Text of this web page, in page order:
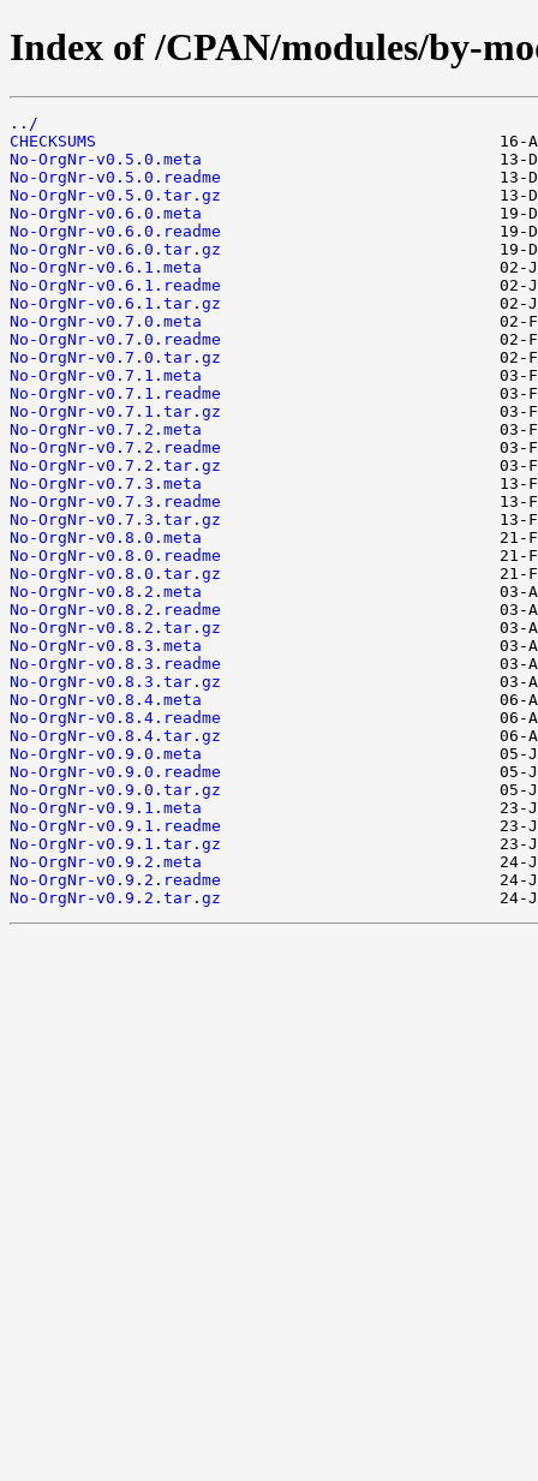
Index of /CPAN/modules/by-
../
CHECKSUMS
No-OrgNr-v0.5.0.meta
No-OrgNr-v0.5.0.readme
No-OrgNr-v0.5.0.tar.gz
No-OrgNr-v0.6.0.meta
No-OrgNr-v0.6.0.readme
No-OrgNr-v0.6.0.tar.gz
No-OrgNr-v0.6.1.meta
No-OrgNr-v0.6.1.readme
No-OrgNr-v0.6.1.tar.gz
No-OrgNr-v0.7.0.meta
No-OrgNr-v0.7.0.readme
No-OrgNr-v0.7.0.tar.gz
No-OrgNr-v0.7.1.meta
No-OrgNr-v0.7.1.readme
No-OrgNr-v0.7.1.tar.gz
No-OrgNr-v0.7.2.meta
No-OrgNr-v0.7.2.readme
No-OrgNr-v0.7.2.tar.gz
No-OrgNr-v0.7.3.meta
No-OrgNr-v0.7.3.readme
No-OrgNr-v0.7.3.tar.gz
No-OrgNr-v0.8.0.meta
No-OrgNr-v0.8.0.readme
No-OrgNr-v0.8.0.tar.gz
No-OrgNr-v0.8.2.meta
No-OrgNr-v0.8.2.readme
No-OrgNr-v0.8.2.tar.gz
No-OrgNr-v0.8.3.meta
No-OrgNr-v0.8.3.readme
No-OrgNr-v0.8.3.tar.gz
No-OrgNr-v0.8.4.meta
No-OrgNr-v0.8.4.readme
No-OrgNr-v0.8.4.tar.gz
No-OrgNr-v0.9.0.meta
No-OrgNr-v0.9.0.readme
No-OrgNr-v0.9.0.tar.gz
No-OrgNr-v0.9.1.meta
No-OrgNr-v0.9.1.readme
No-OrgNr-v0.9.1.tar.gz
No-OrgNr-v0.9.2.meta
No-OrgNr-v0.9.2.readme
No-OrgNr-v0.9.2.tar.gz